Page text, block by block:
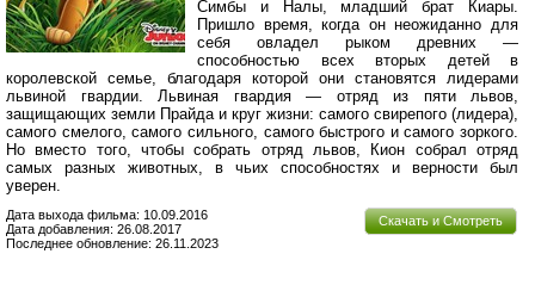
Симбы и Налы, младший брат Киары.
Пришло время, когда он неожиданно для
себя овладел рыком древних —
способностью всех вторых детей в
королевской семье, благодаря которой они становятся лидерами
львиной гвардии. Львиная гвардия — отряд из пяти львов,
защищающих земли Прайда и круг жизни: самого свирепого (лидера),
самого смелого, самого сильного, самого быстрого и самого зоркого.
Но вместо того, чтобы собрать отряд львов, Кион собрал отряд
самых разных животных, в чьих способностях и верности был
уверен.
Скачать и Смотреть
Дата выхода фильма: 10.09.2016
Дата добавления: 26.08.2017
Последнее обновление: 26.11.2023